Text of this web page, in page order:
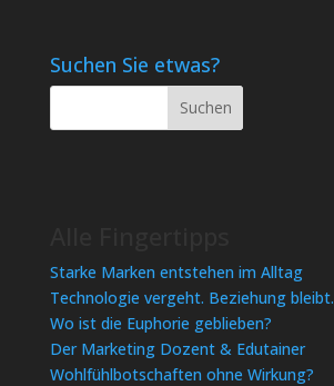
Suchen Sie etwas?
Starke Marken entstehen im Alltag
Technologie vergeht. Beziehung bleibt.
Wo ist die Euphorie geblieben?
Der Marketing Dozent & Edutainer
Wohlfühlbotschaften ohne Wirkung?